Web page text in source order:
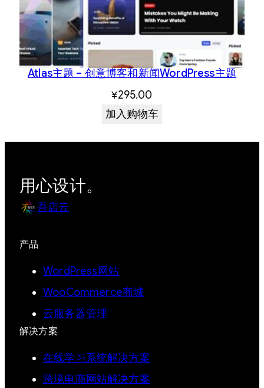
Atlas主题 – 创意博客和新闻WordPress主题
¥295.00
加入购物车
用心设计。
吾店云
产品
WordPress网站
WooCommerce商城
云服务器管理
解决方案
在线学习系统解决方案
跨境电商网站解决方案